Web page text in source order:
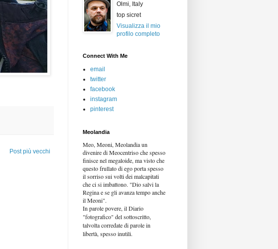
Post più vecchi
Olmi, Italy
top sicret
Visualizza il mio
profilo completo
Connect With Me
email
twitter
facebook
instagram
pinterest
Meolandia
Meo, Meoni, Meolandia un
divenire di Meocentriso che spesso
finisce nel megaloide, ma visto che
questo frullato di ego porta spesso
il sorriso sui volti dei malcapitati
che ci si imbattono. "Dio salvi la
Regina e se gli avanza tempo anche
il Meoni".
In parole povere, il Diario
"fotografico" del sottoscritto,
talvolta corredate di parole in
libertà, spesso inutili.